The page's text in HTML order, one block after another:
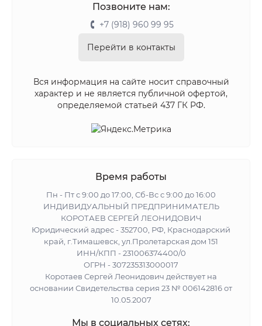
Позвоните нам:
+7 (918) 960 99 95
Перейти в контакты
Вся информация на сайте носит справочный
характер и не является публичной офертой,
определяемой статьей 437 ГК РФ.
Время работы
Пн - Пт с 9:00 до 17:00, Сб-Вс с 9:00 до 16:00
ИНДИВИДУАЛЬНЫЙ ПРЕДПРИНИМАТЕЛЬ
КОРОТАЕВ СЕРГЕЙ ЛЕОНИДОВИЧ
Юридический адрес - 352700, РФ, Краснодарский
край, г.Тимашевск, ул.Пролетарская дом 151
ИНН/КПП - 231006374400/0
ОГРН - 307235313000017
Коротаев Сергей Леонидович действует на
основании Свидетельства серия 23 № 006142816 от
10.05.2007
Мы в социальных сетях: